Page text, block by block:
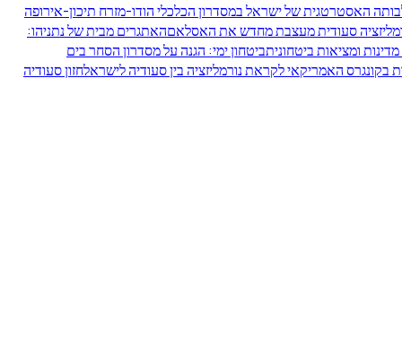
האסטרטגית של ישראל במסדרון הכלכלי הודו-מזרח תיכון-אירופה
סעודית מעצבת מחדש את האסלאםהאתגרים מבית של נתניהו:
ומציאות ביטחוניתביטחון ימי: הגנה על מסדרון הסחר בים
בקונגרס האמריקאי לקראת נורמליזציה בין סעודיה לישראלחזון סעודיה